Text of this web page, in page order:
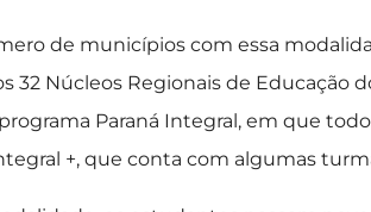
de municípios com essa
32 Núcleos Regionais de Educação
Paraná Integral, em que
+, que conta com algumas